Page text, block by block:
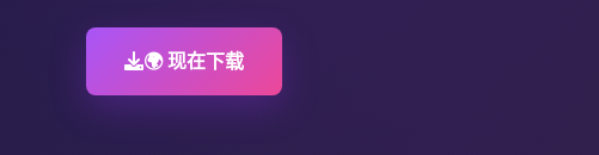
🌍 现在下载